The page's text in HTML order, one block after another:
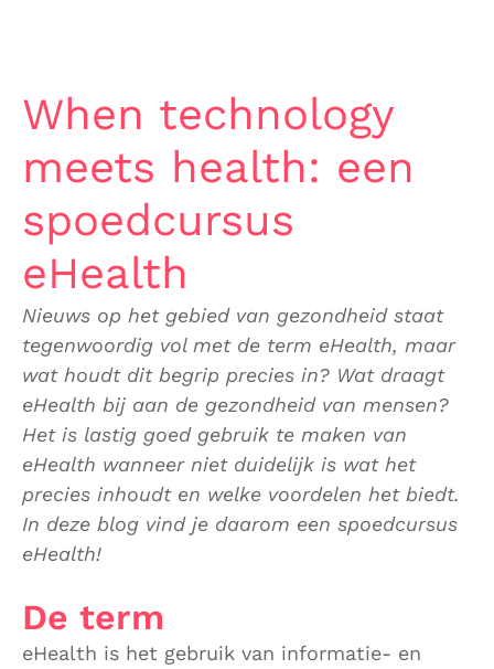
When technology
meets health: een
spoedcursus
eHealth
Nieuws op het gebied van gezondheid staat
tegenwoordig vol met de term eHealth, maar
wat houdt dit begrip precies in? Wat draagt
eHealth bij aan de gezondheid van mensen?
Het is lastig goed gebruik te maken van
eHealth wanneer niet duidelijk is wat het
precies inhoudt en welke voordelen het biedt.
In deze blog vind je daarom een spoedcursus
eHealth!
De term
eHealth is het gebruik van informatie- en